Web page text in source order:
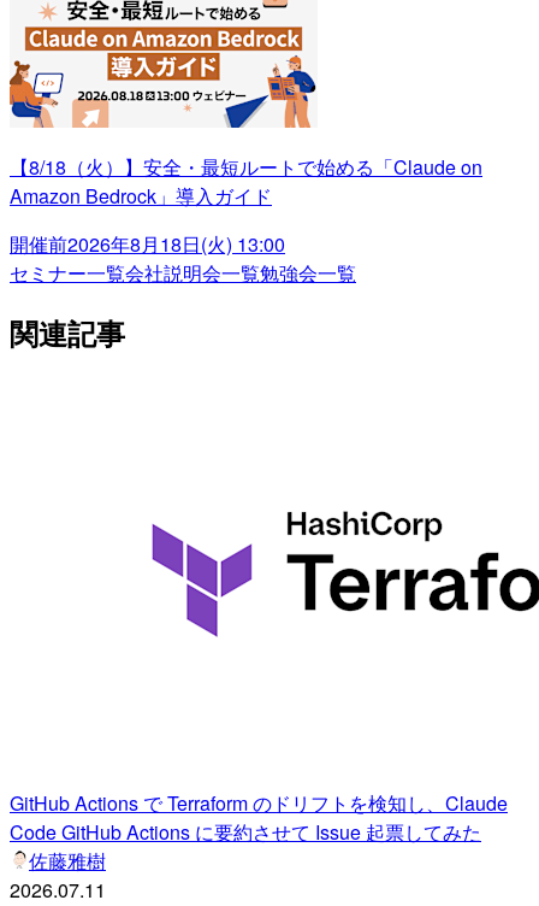
【8/18（火）】安全・最短ルートで始める「Claude on
Amazon Bedrock」導入ガイド
開催前2026年8月18日(火) 13:00
セミナー一覧会社説明会一覧勉強会一覧
関連記事
GitHub Actions で Terraform のドリフトを検知し、Claude
Code GitHub Actions に要約させて Issue 起票してみた
佐藤雅樹
2026.07.11